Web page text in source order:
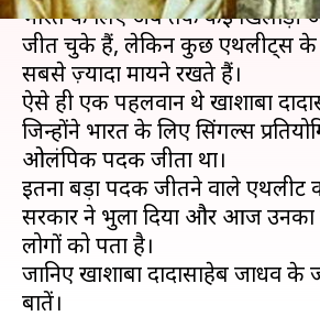
भारत के लिए अब तक कई
जीत चुके हैं, लेकिन कुछ एथलीट्स
सबसे ज़्यादा मायने रखते हैं।
ऐसे ही एक पहलवान थे खाशाबा
जिन्होंने भारत के लिए सिंगल्स
ओलंपिक पदक जीता था।
इतना बड़ा पदक जीतने वाले एथलीट
सरकार ने भुला दिया और आज
लोगों को पता है।
जानिए खाशाबा दादासाहेब जाधव